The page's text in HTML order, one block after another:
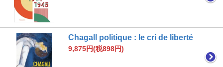
Chagall politique : le cri de liberté
9,875円(税898円)